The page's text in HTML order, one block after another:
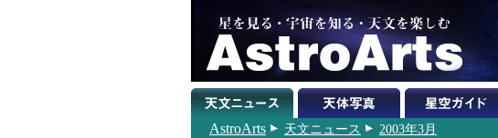
AstroArts 天文ニュース 2003年3月